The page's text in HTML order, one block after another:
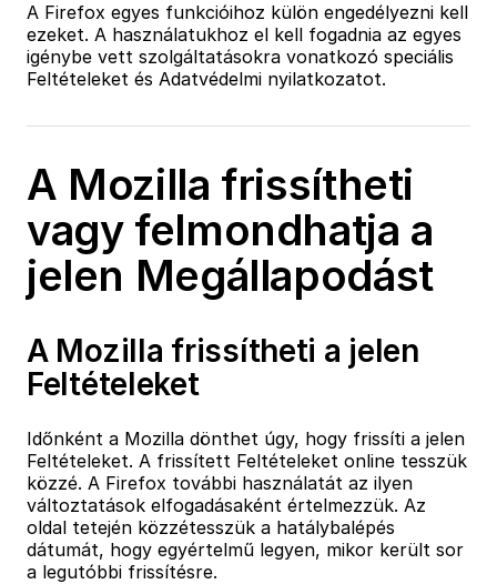
A Firefox egyes funkcióihoz külön engedélyezni kell
ezeket. A használatukhoz el kell fogadnia az egyes
igénybe vett szolgáltatásokra vonatkozó speciális
Feltételeket és Adatvédelmi nyilatkozatot.
A Mozilla frissítheti
vagy felmondhatja a
jelen Megállapodást
A Mozilla frissítheti a jelen
Feltételeket
Időnként a Mozilla dönthet úgy, hogy frissíti a jelen
Feltételeket. A frissített Feltételeket online tesszük
közzé. A Firefox további használatát az ilyen
változtatások elfogadásaként értelmezzük. Az
oldal tetején közzétesszük a hatálybalépés
dátumát, hogy egyértelmű legyen, mikor került sor
a legutóbbi frissítésre.